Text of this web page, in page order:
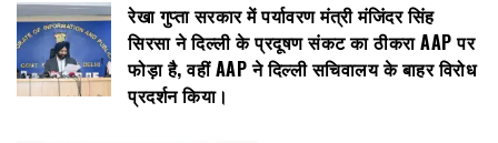
रेखा गुप्ता सरकार में पर्यावरण मंत्री मंजिंदर सिंह
सिरसा ने दिल्ली के प्रदूषण संकट का ठीकरा AAP पर
फोड़ा है, वहीं AAP ने दिल्ली सचिवालय के बाहर विरोध
प्रदर्शन किया।